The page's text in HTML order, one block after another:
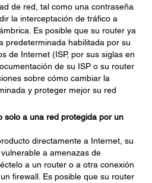
de red, tal como una contraseña
la interceptación de tráfico a
Es posible que su router ya
predeterminada habilitada por su
de Internet (ISP, por sus siglas en
de su ISP o su router
sobre cómo cambiar la
y proteger mejor su red
solo a una red protegida por un
directamente a Internet, su
a amenazas de
a un router o a otra conexión
firewall. Es posible que su router